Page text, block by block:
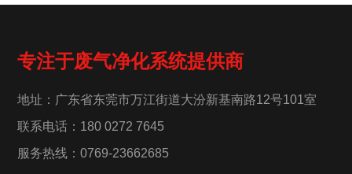
专注于废气净化系统提供商
地址：广东省东莞市万江街道大汾新基南路12号101室
联系电话：180 0272 7645
服务热线：0769-23662685